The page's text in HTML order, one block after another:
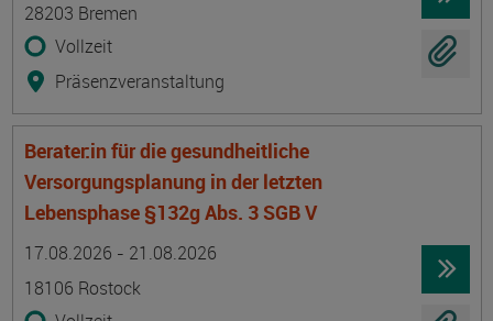
28203 Bremen
Vollzeit
Präsenzveranstaltung
Berater:in für die gesundheitliche
Versorgungsplanung in der letzten
Lebensphase §132g Abs. 3 SGB V
17.08.2026 - 21.08.2026
18106 Rostock